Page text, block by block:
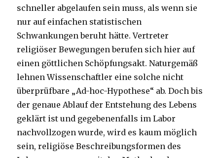
schneller abgelaufen sein muss, als wenn sie
nur auf einfachen statistischen
Schwankungen beruht hätte. Vertreter
religiöser Bewegungen berufen sich hier auf
einen göttlichen Schöpfungsakt. Naturgemäß
lehnen Wissenschaftler eine solche nicht
überprüfbare „Ad-hoc-Hypothese“ ab. Doch bis
der genaue Ablauf der Entstehung des Lebens
geklärt ist und gegebenenfalls im Labor
nachvollzogen wurde, wird es kaum möglich
sein, religiöse Beschreibungsformen des